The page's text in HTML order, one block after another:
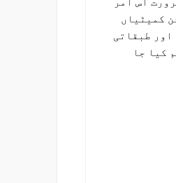
کمیٹیاں
اور طبقاتی
کیا جا